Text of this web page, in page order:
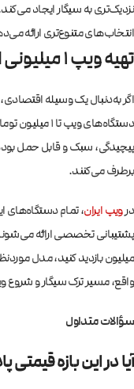
نزدیک‌تری به سیگار ایجاد می‌کند.
انتخاب‌های متنوع‌تری ارائه
تهیه ویپ 1 میلیونی از ویپ ایران
اگر به‌دنبال یک وسیله
دستگاه‌های
پیچیدگی، سبک و قابل حمل بوده و
برطرف می‌کنند.
درویپ ایران، تمام دستگاه‌های
پشتیبانی تخصصی ارائه
میلیون بازدید کنید، مدل
واقع، مسیر ترک سیگار و شروع
سؤالات متداول
آیا در این بازه